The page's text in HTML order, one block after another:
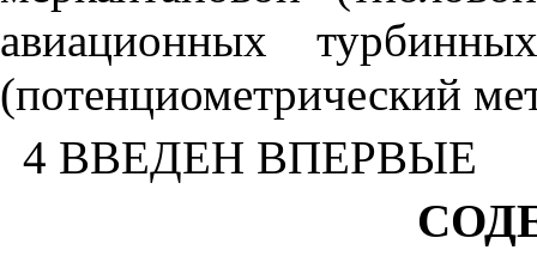
авиационных
(потенциометрический
4 ВВЕДЕН ВПЕРВЫЕ